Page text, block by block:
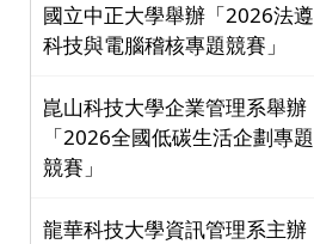
國立中正大學舉辦「2026法遵
科技與電腦稽核專題競賽」
崑山科技大學企業管理系舉辦
「2026全國低碳生活企劃專題
競賽」
龍華科技大學資訊管理系主辦